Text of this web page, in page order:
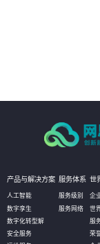
产品与解决方案
人工智能
数字孪生
数字化转型解
安全服务
服务体系
服务级别
服务网络
世
企
世
服
荣